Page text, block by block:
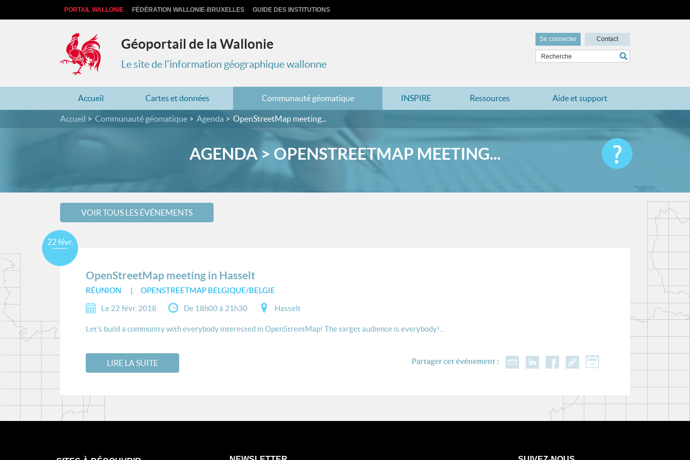
PORTAIL WALLONIE FÉDÉRATION WALLONIE-BRUXELLES GUIDE DES INSTITUTIONS
Géoportail de la Wallonie
Le site de l'information géographique wallonne
Se connecter Contact
Accueil Cartes et données Communauté géomatique INSPIRE Ressources Aide et support
Accueil Communauté géomatique Agenda OpenStreetMap meeting...
AGENDA > OPENSTREETMAP MEETING...
VOIR TOUS LES ÉVÉNEMENTS
OpenStreetMap meeting in Hasselt
RÉUNION OPENSTREETMAP BELGIQUE/BELGIE
22 févr.
Le 22 févr. 2018 De 18h00 à 21h30 Hasselt
Let's build a community with everybody interested in OpenStreetMap! The target audience is everybody!...
LIRE LA SUITE Partager cet événement :